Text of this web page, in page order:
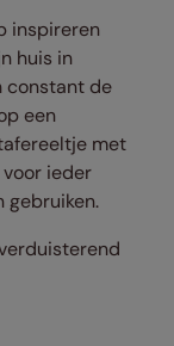
inspireren
huis in
constant de
een
met
ieder
gebruiken.